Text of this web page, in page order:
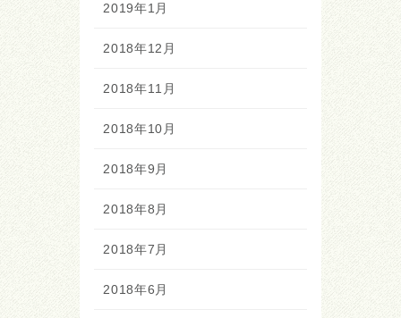
2019年1月
2018年12月
2018年11月
2018年10月
2018年9月
2018年8月
2018年7月
2018年6月